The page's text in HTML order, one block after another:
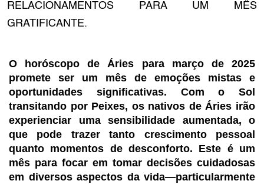
RELACIONAMENTOS PARA UM MÊS
GRATIFICANTE.
O horóscopo de Áries para março de 2025
promete ser um mês de emoções mistas e
oportunidades significativas. Com o Sol
transitando por Peixes, os nativos de Áries irão
experienciar uma sensibilidade aumentada, o
que pode trazer tanto crescimento pessoal
quanto momentos de desconforto. Este é um
mês para focar em tomar decisões cuidadosas
em diversos aspectos da vida—particularmente